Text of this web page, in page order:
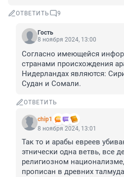
ОТВЕТИТЬ 9
Гость
8 ноября 2024, 13:00
Согласно имеющейся
странами происхождения
Нидерландах являются:
Судан и Сомали.
ОТВЕТИТЬ
chip1
8 ноября 2024, 13:01
Так то и арабы евреев
этнически одна ветвь, все
религиозном
прописан в древних